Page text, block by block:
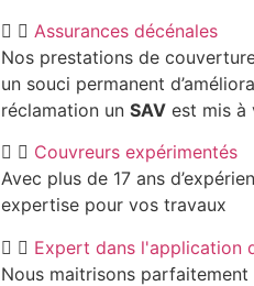
Assurances décénales
Nos prestations de
un souci permanent
réclamation un SAV est mis à
Couvreurs expérimentés
Avec plus de 17 ans
expertise pour vos travaux
Expert dans l'application
Nous maitrisons